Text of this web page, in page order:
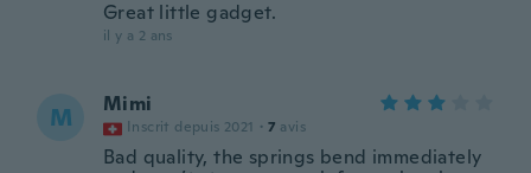
Great little gadget.
il y a 2 ans
M Mimi
Inscrit depuis 2021 · 7 avis
Bad quality, the springs bend immediately